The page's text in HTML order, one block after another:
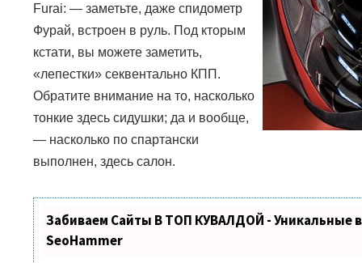
Furai:—заметьте, даже спидометр
Фурай, встроен в руль. Под кторым
кстати, вы можете заметить,
«лепестки» секвентально КПП.
Обратите внимание на то, насколько
тонкие здесь сидушки; да и вообще,
— насколько по спартански
выполнен, здесь салон.
Забиваем Сайты В ТОП КУВАЛДОЙ - Уникальные
SeoHammer